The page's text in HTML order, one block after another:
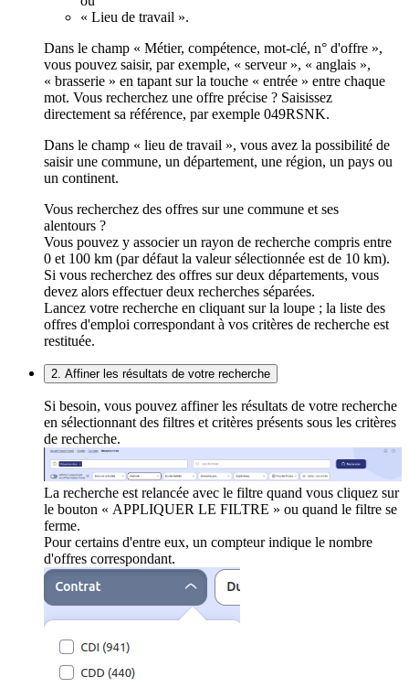
« Lieu de travail ».
Dans le champ « Métier, compétence, mot-clé, n° d'offre »,
vous pouvez saisir, par exemple, « serveur », « anglais »,
« brasserie » en tapant sur la touche « entrée » entre chaque
mot. Vous recherchez une offre précise ? Saisissez
directement sa référence, par exemple 049RSNK.
Dans le champ « lieu de travail », vous avez la possibilité de
saisir une commune, un département, une région, un pays ou
un continent.
Vous recherchez des offres sur une commune et ses
alentours ?
Vous pouvez y associer un rayon de recherche compris entre
0 et 100 km (par défaut la valeur sélectionnée est de 10 km).
Si vous recherchez des offres sur deux départements, vous
devez alors effectuer deux recherches séparées.
Lancez votre recherche en cliquant sur la loupe ; la liste des
offres d'emploi correspondant à vos critères de recherche est
restituée.
2. Affiner les résultats de votre recherche
Si besoin, vous pouvez affiner les résultats de votre recherche
en sélectionnant des filtres et critères présents sous les critères
de recherche.
La recherche est relancée avec le filtre quand vous cliquez sur
le bouton « APPLIQUER LE FILTRE » ou quand le filtre se
ferme.
Pour certains d'entre eux, un compteur indique le nombre
d'offres correspondant.